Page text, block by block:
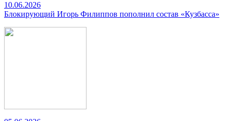
10.06.2026
Блокирующий Игорь Филиппов пополнил состав «Кузбасса»